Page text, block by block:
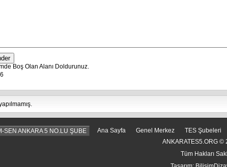
Boş Olan Alanı Doldurunuz.
SEN ANKARA 5 NO.LU ŞUBE Ana Sayfa Genel Merkez TES Şubeleri
ANKARATES5.ORG ©
Tüm Hakları